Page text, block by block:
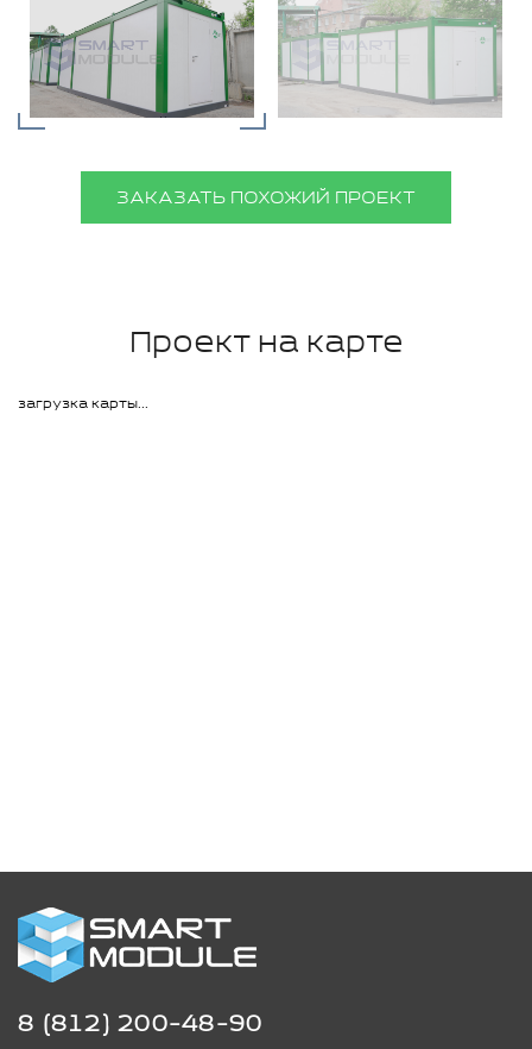
ЗАКАЗАТЬ ПОХОЖИЙ ПРОЕКТ
Проект на карте
загрузка карты...
8 (812) 200-48-90